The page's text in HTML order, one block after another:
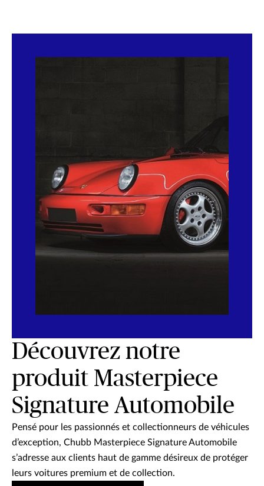
Découvrez notre
produit Masterpiece
Signature Automobile
Pensé pour les passionnés et collectionneurs de véhicules
d’exception, Chubb Masterpiece Signature Automobile
s’adresse aux clients haut de gamme désireux de protéger
leurs voitures premium et de collection.